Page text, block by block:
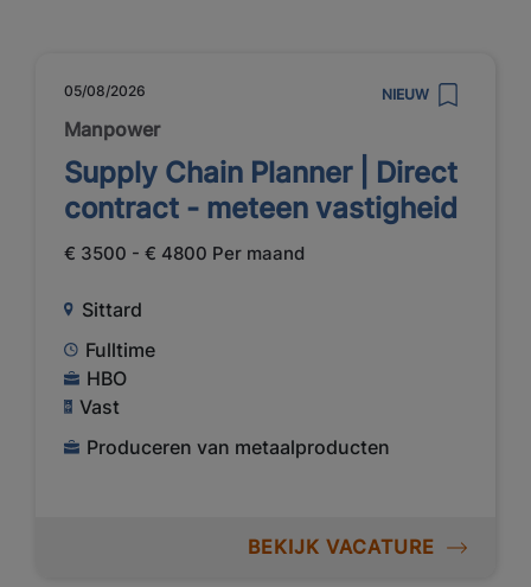
05/08/2026 NIEUW
Manpower
Supply Chain Planner | Direct
contract - meteen vastigheid
€ 3500 - € 4800 Per maand
Sittard
Fulltime
HBO
Vast
Produceren van metaalproducten
BEKIJK VACATURE